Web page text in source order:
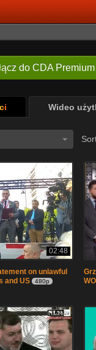
do CDA Premium
Wideo
02:48
on unlawful
and US
480p